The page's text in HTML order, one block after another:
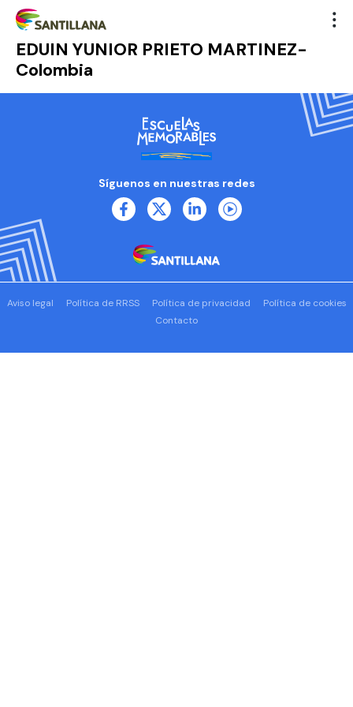
EDUIN YUNIOR PRIETO MARTINEZ-
Colombia
Síguenos en nuestras redes
Aviso legal Política de RRSS Política de privacidad
Política de cookies
Contacto